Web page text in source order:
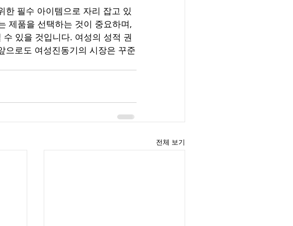
한 필수 아이템으로 자리 잡고 있
제품을 선택하는 것이 중요하며,
있을 것입니다. 여성의 성적 권
으로도 여성진동기의 시장은 꾸준
전체 보기